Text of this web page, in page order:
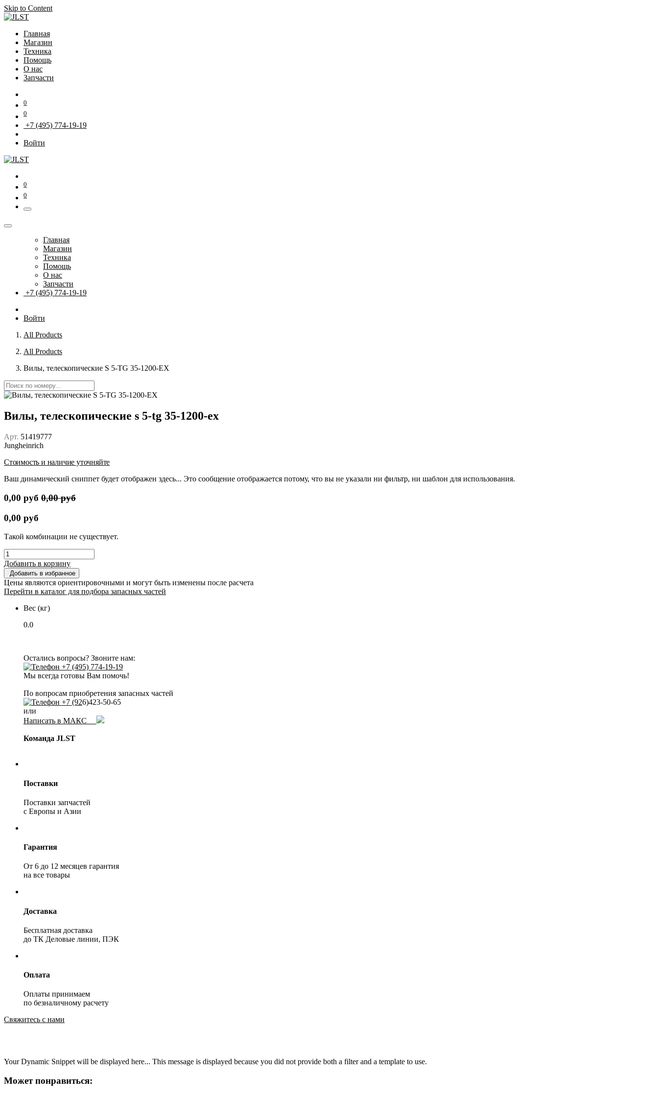
Skip to Content
Главная
Магазин
Техника
Помощь
О нас
Запчасти
0
0
+7 (495) 774-19-19
Войти
0
0
Главная
Магазин
Техника
Помощь
О нас
Запчасти
+7 (495) 774-19-19
Войти
All Products
All Products
Вилы, телескопические S 5-TG 35-1200-EX
Вилы, телескопические s 5-tg 35-1200-ex
Арт. 51419777
Jungheinrich
Стоимость и наличие уточняйте
Ваш динамический сниппет будет отображен здесь... Это сообщение отображается потому, что вы не указали ни фильтр, ни шаблон для использования.
0,00 руб 0,00руб
0,00 руб
Такой комбинации не существует.
Добавить в корзину
Добавить в избранное
Цены являются ориентировочными и могут быть изменены после расчета
Перейти в каталог для подбора запасных частей
Вес (кг)
0.0
Остались вопросы? Звоните нам:
+7 (495) 774-19-19
Мы всегда готовы Вам помочь!
По вопросам приобретения запасных частей
+7 (926)423-50-65
или
Написать в МАКС
Команда JLST
Поставки
Поставки запчастей
с Европы и Азии
Гарантия
От 6 до 12 месяцев гарантия
на все товары
Доставка
Бесплатная доставка
до ТК Деловые линии, ПЭК
Оплата
Оплаты принимаем
по безналичному расчету
Свяжитесь с нами
Your Dynamic Snippet will be displayed here... This message is displayed because you did not provide both a filter and a template to use.
Может понравиться: